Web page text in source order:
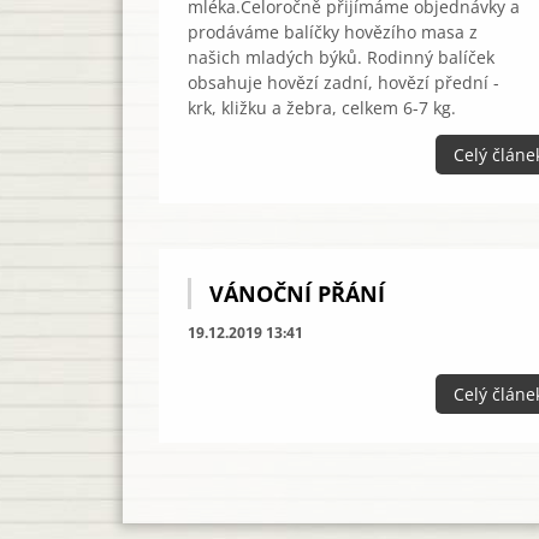
mléka.Celoročně přijímáme objednávky a
prodáváme balíčky hovězího masa z
našich mladých býků. Rodinný balíček
obsahuje hovězí zadní, hovězí přední -
krk, kližku a žebra, celkem 6-7 kg.
Celý
VÁNOČNÍ PŘÁNÍ
19.12.2019 13:41
Celý